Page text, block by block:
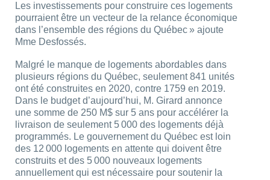
Les investissements pour construire ces logements
pourraient être un vecteur de la relance économique
dans l’ensemble des régions du Québec » ajoute
Mme Desfossés.
Malgré le manque de logements abordables dans
plusieurs régions du Québec, seulement 841 unités
ont été construites en 2020, contre 1759 en 2019.
Dans le budget d’aujourd’hui, M. Girard annonce
une somme de 250 M$ sur 5 ans pour accélérer la
livraison de seulement 5 000 des logements déjà
programmés. Le gouvernement du Québec est loin
des 12 000 logements en attente qui doivent être
construits et des 5 000 nouveaux logements
annuellement qui est nécessaire pour soutenir la